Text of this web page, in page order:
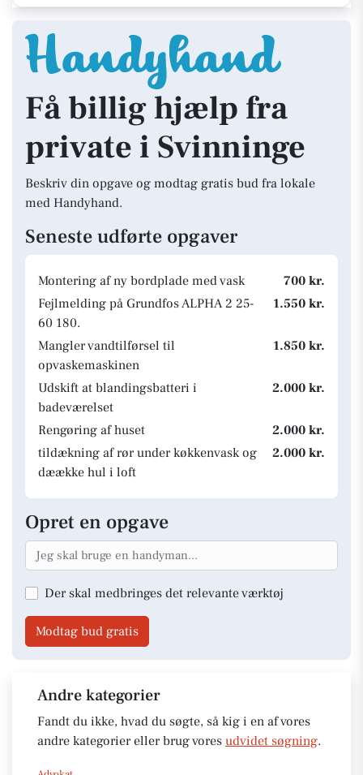
Få billig hjælp fra
private i Svinninge
Beskriv din opgave og modtag gratis bud fra lokale
med Handyhand.
Seneste udførte opgaver
Montering af ny bordplade med vask
700 kr.
Fejlmelding på Grundfos ALPHA 2 25-
60 180.
1.550 kr.
Mangler vandtilførsel til
opvaskemaskinen
1.850 kr.
Udskift at blandingsbatteri i
badeværelset
2.000 kr.
Rengøring af huset
2.000 kr.
tildækning af rør under køkkenvask og
dæække hul i loft
2.000 kr.
Opret en opgave
Der skal medbringes det relevante værktøj
Modtag bud gratis
Andre kategorier
Fandt du ikke, hvad du søgte, så kig i en af vores
andre kategorier eller brug vores udvidet søgning.